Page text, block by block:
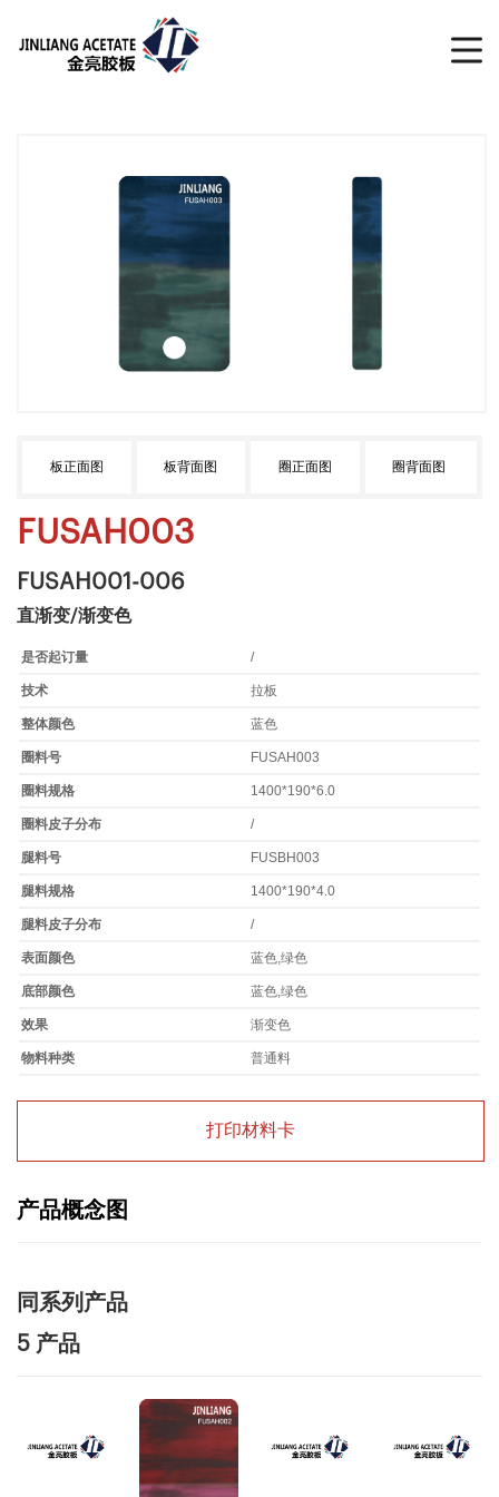
板正面图 板背面图 圈正面图 圈背面图
FUSAH003
FUSAH001-006
直渐变/渐变色
是否起订量 /
技术 拉板
整体颜色 蓝色
圈料号 FUSAH003
圈料规格 1400*190*6.0
圈料皮子分布 /
腿料号 FUSBH003
腿料规格 1400*190*4.0
腿料皮子分布 /
表面颜色 蓝色,绿色
底部颜色 蓝色,绿色
效果 渐变色
物料种类 普通料
打印材料卡
产品概念图
同系列产品
5 产品